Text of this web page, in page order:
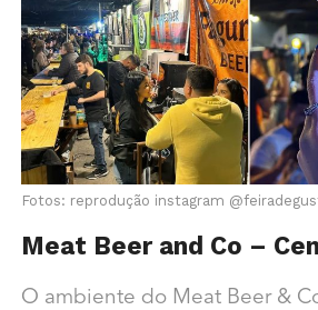
Fotos: reprodução instagram
Meat Beer and Co –
O ambiente do Meat Beer &